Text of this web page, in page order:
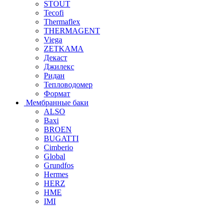
STOUT
Tecofi
Thermaflex
THERMAGENT
Viega
ZETKAMA
Декаст
Джилекс
Ридан
Тепловодомер
Формат
Мембранные баки
ALSO
Baxi
BROEN
BUGATTI
Cimberio
Global
Grundfos
Hermes
HERZ
HME
IMI